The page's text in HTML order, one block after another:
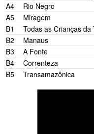
A4
Rio Negro
A5
Miragem
B1
Todas as Crianças da
B2
Manaus
B3
A Fonte
B4
Correnteza
B5
Transamazônica